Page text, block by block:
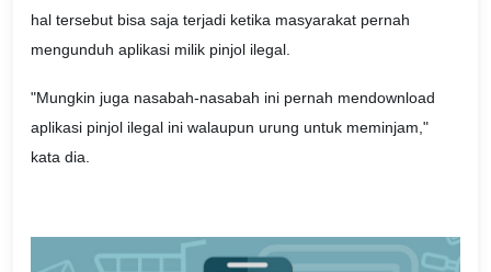
hal tersebut bisa saja terjadi ketika masyarakat pernah
mengunduh aplikasi milik pinjol ilegal.
"Mungkin juga nasabah-nasabah ini pernah mendownload
aplikasi pinjol ilegal ini walaupun urung untuk meminjam,"
kata dia.